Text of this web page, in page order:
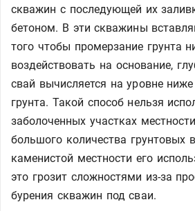
скважин с последующей их
бетоном. В эти скважины
того чтобы промерзание грунта
воздействовать на основание,
свай вычисляется на уровне
грунта. Такой способ нельзя
заболоченных участках
большого количества грунтовых
каменистой местности его
это грозит сложностями из-за
бурения скважин под сваи.